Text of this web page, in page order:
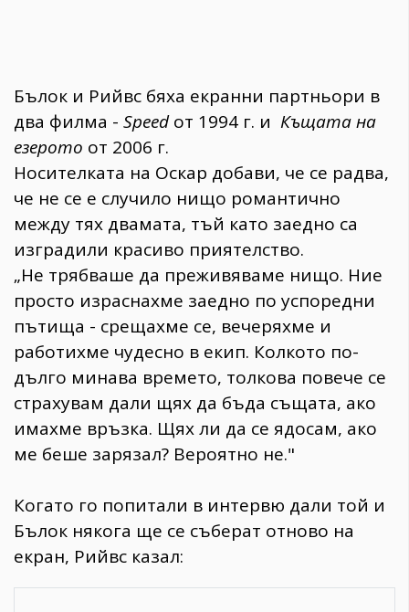
Бълок и Рийвс бяха екранни партньори в
два филма - Speedот 1994 г. и Къщата на
езерото от 2006 г.
Носителката на Оскар добави, че се радва,
че не се е случило нищо романтично
между тях двамата, тъй като заедно са
изградили красиво приятелство.
„Не трябваше да преживяваме нищо. Ние
просто израснахме заедно по успоредни
пътища - срещахме се, вечеряхме и
работихме чудесно в екип. Колкото по-
дълго минава времето, толкова повече се
страхувам дали щях да бъда същата, ако
имахме връзка. Щях ли да се ядосам, ако
ме беше зарязал? Вероятно не."
Когато го попитали в интервю дали той и
Бълок някога ще се съберат отново на
екран, Рийвс казал: